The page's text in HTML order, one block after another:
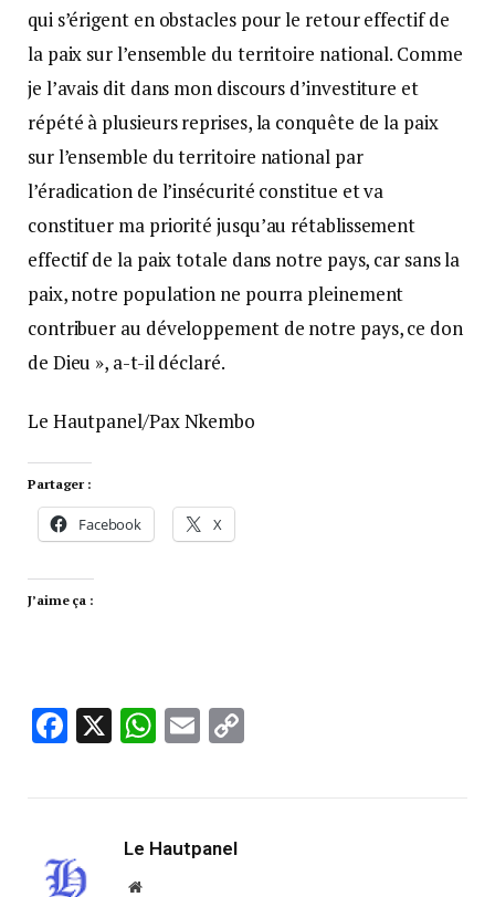
qui s’érigent en obstacles pour le retour effectif de
la paix sur l’ensemble du territoire national. Comme
je l’avais dit dans mon discours d’investiture et
répété à plusieurs reprises, la conquête de la paix
sur l’ensemble du territoire national par
l’éradication de l’insécurité constitue et va
constituer ma priorité jusqu’au rétablissement
effectif de la paix totale dans notre pays, car sans la
paix, notre population ne pourra pleinement
contribuer au développement de notre pays, ce don
de Dieu », a-t-il déclaré.
Le Hautpanel/Pax Nkembo
Partager :
Facebook X
J’aime ça :
Facebook
X WhatsApp
Email
Le Hautpanel
Website